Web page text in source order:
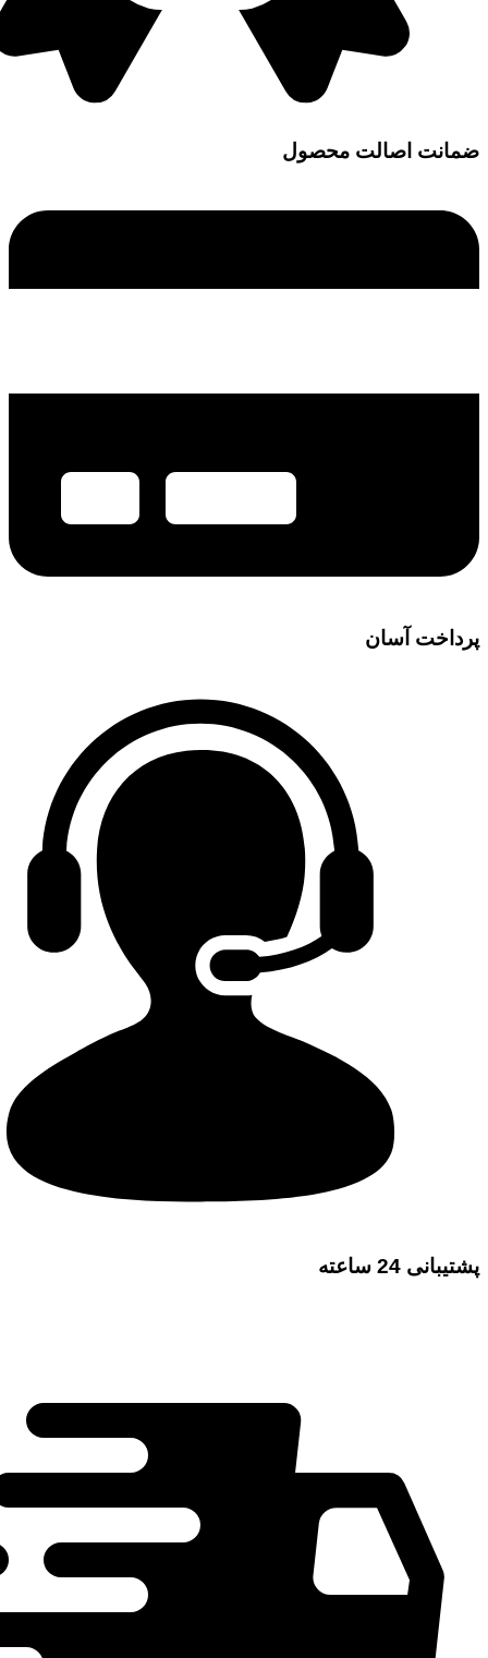
ضمانت اصالت محصول
پرداخت آسان
پشتیبانی 24 ساعته